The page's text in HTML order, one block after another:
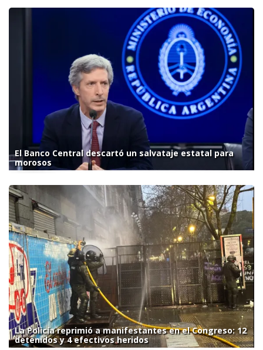
El Banco Central descartó un salvataje estatal para
morosos
La Policía reprimió a manifestantes en el Congreso: 12
detenidos y 4 efectivos heridos